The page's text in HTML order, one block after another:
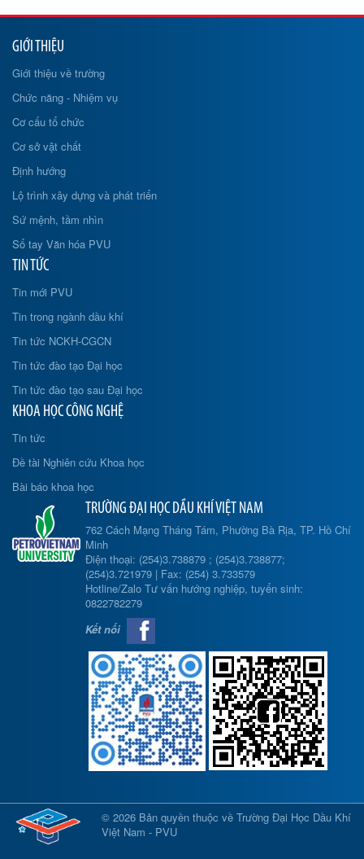
GIỚI THIỆU
Giới thiệu về trường
Chức năng - Nhiệm vụ
Cơ cấu tổ chức
Cơ sở vật chất
Định hướng
Lộ trình xây dựng và phát triển
Sứ mệnh, tầm nhìn
Sổ tay Văn hóa PVU
TIN TỨC
Tin mới PVU
Tin trong ngành dầu khí
Tin tức NCKH-CGCN
Tin tức đào tạo Đại học
Tin tức đào tạo sau Đại học
KHOA HỌC CÔNG NGHỆ
Tin tức
Đề tài Nghiên cứu Khoa học
Bài báo khoa học
TRƯỜNG ĐẠI HỌC DẦU KHÍ VIỆT NAM
762 Cách Mạng Tháng Tám, Phường Bà Rịa, TP. Hồ Chí
Minh
Điện thoại: (254)3.738879 ; (254)3.738877;
(254)3.721979 | Fax: (254) 3.733579
Hotline/Zalo Tư vấn hướng nghiệp, tuyển sinh:
0822782279
Kết nối
© 2026 Bản quyền thuộc về Trường Đại Học Dầu Khí
Việt Nam - PVU